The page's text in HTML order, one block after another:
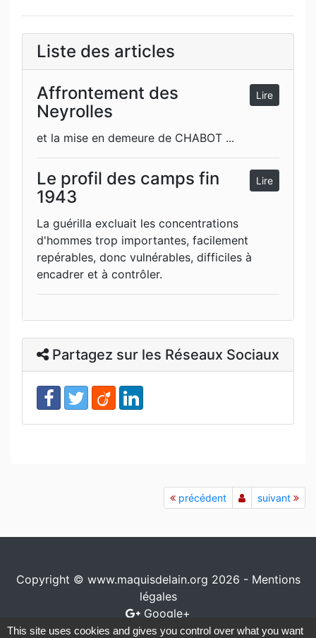
Liste des articles
Lire
Affrontement des
Neyrolles
et la mise en demeure de CHABOT ...
Lire
Le profil des camps fin
1943
La guérilla excluait les concentrations
d'hommes trop importantes, facilement
repérables, donc vulnérables, difficiles à
encadrer et à contrôler.
Partagez sur les Réseaux Sociaux
précédent suivant
Copyright © www.maquisdelain.org 2026 - Mentions
légales
Google+
Conception / réalisationwww.io-network.com
This site uses cookies and gives you control over what you want